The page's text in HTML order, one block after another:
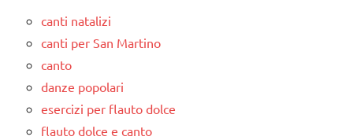
canti natalizi
canti per San Martino
canto
danze popolari
esercizi per flauto dolce
flauto dolce e canto